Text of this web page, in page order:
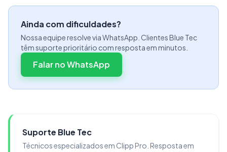
e aguarde a importação dos itens:
Ainda com dificuldades?
Nossa equipe resolve via WhatsApp. Clientes Blue Tec
têm suporte prioritário com resposta em minutos.
Falar no WhatsApp
Suporte Blue Tec
Técnicos especializados em Clipp Pro. Resposta em